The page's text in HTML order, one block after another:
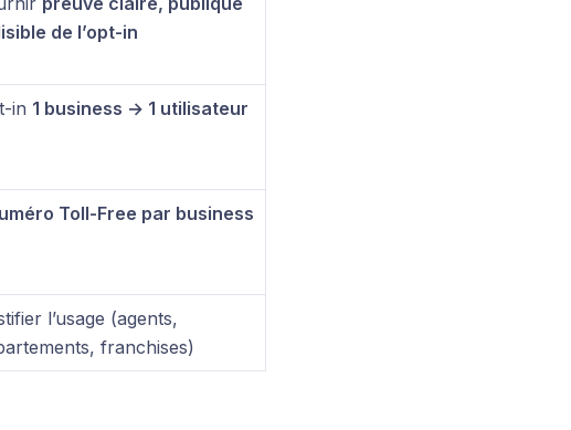
de l’opt-in
in 1 business → 1 utilisateur
Toll-Free par business
l’usage (agents,
franchises)